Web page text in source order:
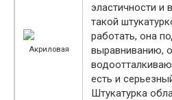
Акриловая
эластичности и
такой
работать, она
выравниванию,
есть и
Штукатурка